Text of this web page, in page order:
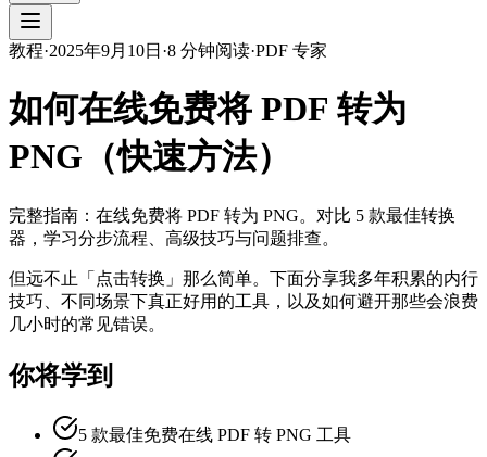
教程·2025年9月10日 ·8 分钟阅读·PDF 专家
如何在线免费将 PDF 转为
PNG（快速方法）
完整指南：在线免费将 PDF 转为 PNG。对比 5 款最佳转换
器，学习分步流程、高级技巧与问题排查。
但远不止「点击转换」那么简单。下面分享我多年积累的内行
技巧、不同场景下真正好用的工具，以及如何避开那些会浪费
几小时的常见错误。
你将学到
5 款最佳免费在线 PDF 转 PNG 工具